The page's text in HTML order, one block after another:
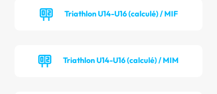
Triathlon U14-U16 (calculé) / MIF
Triathlon U14-U16 (calculé) / MIM